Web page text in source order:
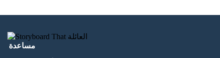
مساعدة